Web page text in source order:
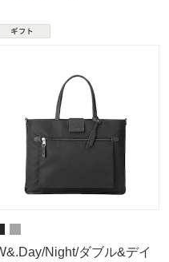
Night/ダブル&デイ